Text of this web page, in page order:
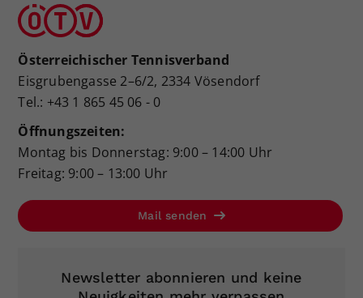
Österreichischer Tennisverband
Eisgrubengasse 2–6/2, 2334 Vösendorf
Tel.: +43 1 865 45 06 - 0
Öffnungszeiten:
Montag bis Donnerstag: 9:00 – 14:00 Uhr
Freitag: 9:00 – 13:00 Uhr
Mail senden
Newsletter abonnieren und keine